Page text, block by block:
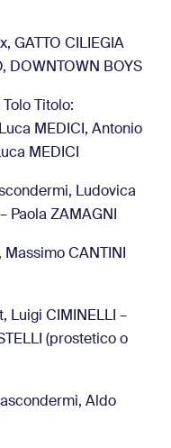
GATTO CILIEGIA
DOWNTOWN BOYS
Tolo Titolo:
MEDICI, Antonio
MEDICI
Ludovica
Paola ZAMAGNI
Massimo CANTINI
Luigi CIMINELLI –
(prostetico o
Aldo